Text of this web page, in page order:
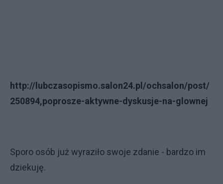
http://lubczasopismo.salon24.pl/ochsalon/post/
250894,poprosze-aktywne-dyskusje-na-glownej
Sporo osób już wyraziło swoje zdanie - bardzo im
dziekuję.